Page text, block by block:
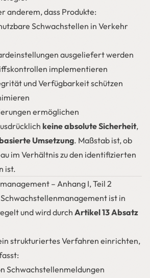
anderem, dass Produkte:
Schwachstellen in Verkehr
ausgeliefert werden
implementieren
und Verfügbarkeit schützen
ermöglichen
keine absolute Sicherheit,
Umsetzung. Maßstab ist, ob
im Verhältnis zu den identifizierten
ist.
– Anhang I, Teil 2
ist in
und wird durch Artikel 13 Absatz
strukturiertes Verfahren einrichten,
Schwachstellenmeldungen